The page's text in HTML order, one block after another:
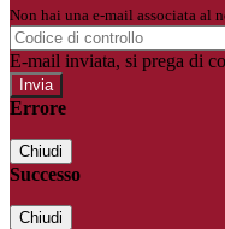
Non hai una e-mail associata al
E-mail inviata, si prega di
Errore
Chiudi
Successo
Chiudi